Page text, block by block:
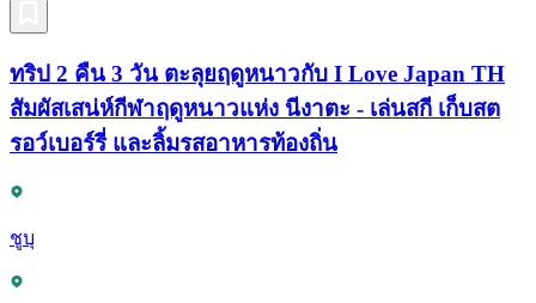
ทริป 2 คืน 3 วัน ตะลุยฤดูหนาวกับ I Love Japan TH
สัมผัสเสน่ห์กีฬาฤดูหนาวแห่ง นีงาตะ - เล่นสกี เก็บสต
รอว์เบอร์รี่ และลิ้มรสอาหารท้องถิ่น
ชูบุ